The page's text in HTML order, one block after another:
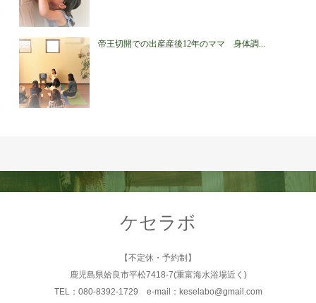
帝王切開での出産産後12年のママ 身体調...
ケセラボ
【不定休・予約制】
鹿児島県姶良市平松7418-7(重富海水浴場近く)
TEL：080-8392-1729 e-mail：keselabo@gmail.com